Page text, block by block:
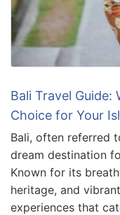
Bali Travel
Choice for Your
Bali, often referred
dream destination
Known for its
heritage, and
experiences that